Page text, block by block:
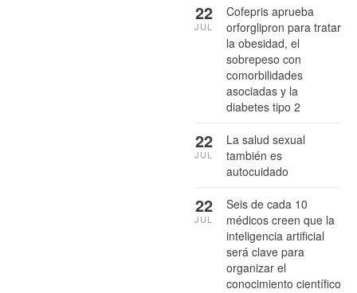
Cofepris aprueba
orforglipron para tratar
la obesidad, el
sobrepeso con
comorbilidades
asociadas y la
diabetes tipo 2
22
JUL
La salud sexual
también es
autocuidado
22
JUL
Seis de cada 10
médicos creen que la
inteligencia artificial
será clave para
organizar el
conocimiento científico
22
JUL